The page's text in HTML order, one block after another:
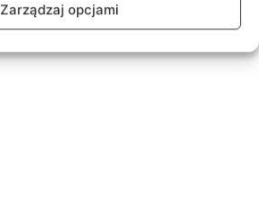
Zarządzaj opcjami